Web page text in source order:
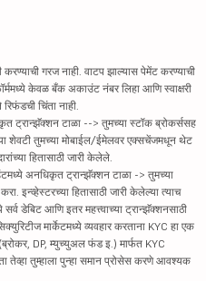
गरज नाही. वाटप झाल्यास पेमेंट करण्याची
केवळ बँक अकाउंट नंबर लिहा आणि स्वाक्षरी
चिंता नाही.
टाळा --> तुमच्या स्टॉक ब्रोकर्ससह
शेवटी तुमच्या मोबाईल/ईमेलवर एक्सचेंजमधून थेट
हितासाठी जारी केलेले.
अनधिकृत ट्रान्झॅक्शन टाळा -> तुमच्या
इन्व्हेस्टरच्या हितासाठी जारी केलेल्या त्याच
डेबिट आणि इतर महत्त्वाच्या ट्रान्झॅक्शनसाठी
मार्केटमध्ये व्यवहार करताना KYC हा एक
DP, म्युच्युअल फंड इ.) मार्फत KYC
तेव्हा तुम्हाला पुन्हा समान प्रोसेस करणे आवश्यक